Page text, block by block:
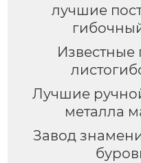
лучшие
Известные
Лучшие
металла
Завод